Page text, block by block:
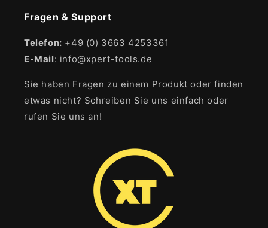
Fragen & Support
Telefon: +49 (0) 3663 4253361
E-Mail: info@xpert-tools.de
Sie haben Fragen zu einem Produkt oder finden
etwas nicht? Schreiben Sie uns einfach oder
rufen Sie uns an!